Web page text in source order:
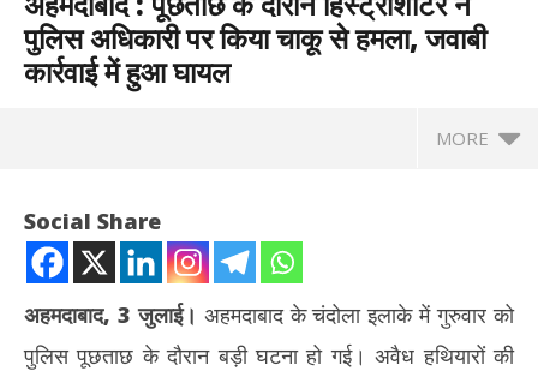
पुलिस अधिकारी पर किया चाकू से हमला, जवाबी
कार्रवाई में हुआ घायल
MORE
Social Share
अहमदाबाद, 3 जुलाई। अहमदाबाद के चंदोला इलाके में गुरुवार को
पुलिस पूछताछ के दौरान बड़ी घटना हो गई। अवैध हथियारों की